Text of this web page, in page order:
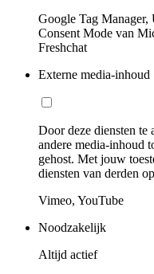
Google Tag
Consent Mode van
Freshchat
Externe media-inhoud
Door deze diensten te
andere media-inhoud
gehost. Met jouw
diensten van derden
Vimeo, YouTube
Noodzakelijk
Altijd actief